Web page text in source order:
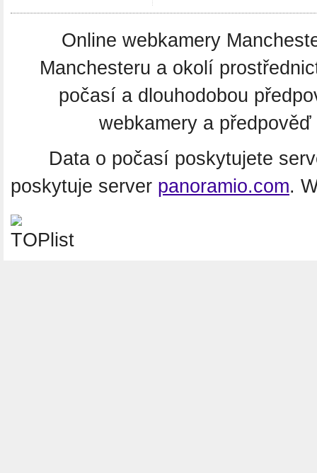
Online webkamery
Manchesteru a okolí
počasí a dlouhodobou
webkamery a
Data o počasí poskytujete
poskytuje server panoramio.com.